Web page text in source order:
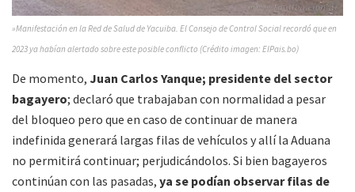
»Manifestación en la Red de Salud de Yacuiba. El Consejo de Control Social recordó que en
2023 ya habían alertado sobre este posible conflicto (Crédito imagen: ElPais.bo)
De momento, Juan Carlos Yanque; presidente del sector
bagayero; declaró que trabajaban con normalidad a pesar
del bloqueo pero que en caso de continuar de manera
indefinida generará largas filas de vehículos y allí la Aduana
no permitirá continuar; perjudicándolos. Si bien bagayeros
continúan con las pasadas, ya se podían observar filas de